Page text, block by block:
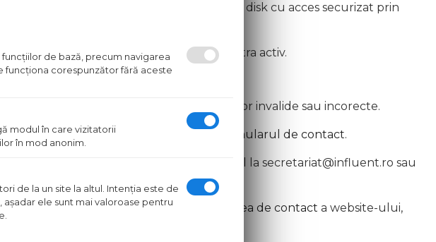
de stocare (baza de date pe un hard disk cu acces securizat prin
vor fi insotite de acordul dumneavoastra activ.
vom trece la stergerea/modificarea datelor invalide sau incorecte.
meudin website, sau folosind datele/formularul de contact.
din website, sau se pot cere prin email la secretariat@influent.ro sau
poate face prin contact direct in sectiunea de contact a website-ului,
de bază, precum navigarea
funcţiona corespunzător fără aceste
modul în care vizitatorii
în mod anonim.
de la un site la altul. Intenţia este de
ele sunt mai valoroase pentru